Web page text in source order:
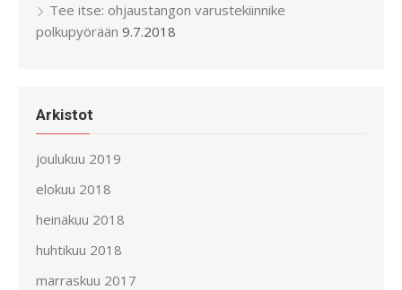
Tee itse: ohjaustangon varustekiinnike
polkupyörään 9.7.2018
Arkistot
joulukuu 2019
elokuu 2018
heinäkuu 2018
huhtikuu 2018
marraskuu 2017